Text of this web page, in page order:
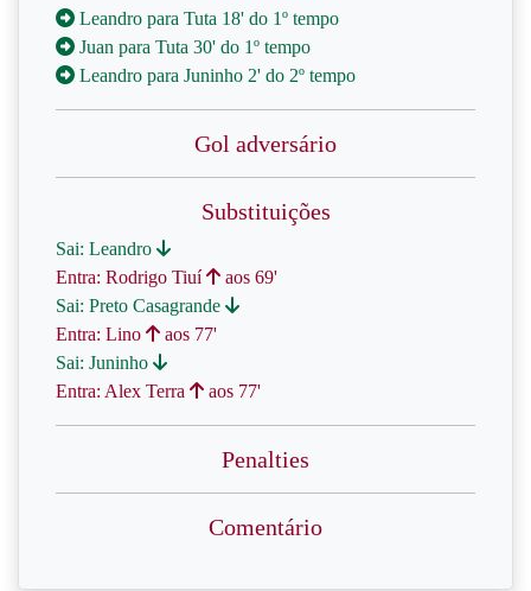
Leandro para Tuta 18' do 1º tempo
Juan para Tuta 30' do 1º tempo
Leandro para Juninho 2' do 2º tempo
Gol adversário
Substituições
Sai: Leandro
Entra: Rodrigo Tiuí
aos 69'
Sai: Preto Casagrande
Entra: Lino
aos 77'
Sai: Juninho
Entra: Alex Terra
aos 77'
Penalties
Comentário